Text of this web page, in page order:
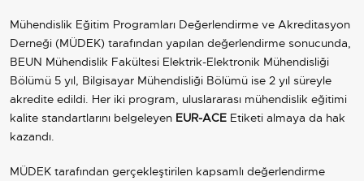
Mühendislik Eğitim Programları Değerlendirme ve Akreditasyon
Derneği (MÜDEK) tarafından yapılan değerlendirme sonucunda,
BEUN Mühendislik Fakültesi Elektrik-Elektronik Mühendisliği
Bölümü 5 yıl, Bilgisayar Mühendisliği Bölümü ise 2 yıl süreyle
akredite edildi. Her iki program, uluslararası mühendislik eğitimi
kalite standartlarını belgeleyen EUR-ACE Etiketi almaya da hak
kazandı.
MÜDEK tarafından gerçekleştirilen kapsamlı değerlendirme